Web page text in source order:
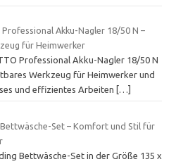
Professional Akku-Nagler 18/50 N –
für Heimwerker
Professional Akku-Nagler 18/50 N
Werkzeug für Heimwerker und
und effizientes Arbeiten
[…]
Set – Komfort und Stil für
Bettwäsche-Set in der Größe 135 x